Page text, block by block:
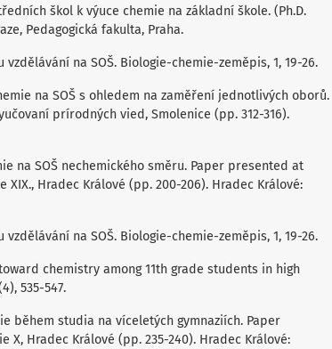
škol k výuce chemie na základní škole. (Ph.D.
Pedagogická fakulta, Praha.
na SOŠ. Biologie-chemie-zeměpis, 1, 19-26.
na SOŠ s ohledem na zaměření jednotlivých oborů.
prírodných vied, Smolenice (pp. 312-316).
na SOŠ nechemického směru. Paper presented at
Hradec Králové (pp. 200-206). Hradec Králové:
na SOŠ. Biologie-chemie-zeměpis, 1, 19-26.
chemistry among 11th grade students in high
535-547.
během studia na víceletých gymnaziích. Paper
X, Hradec Králové (pp. 235-240). Hradec Králové: